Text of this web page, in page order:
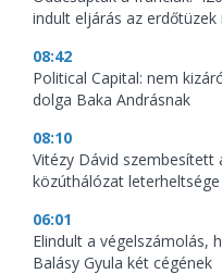
indult eljárás az
08:42
Political Capital: nem
dolga Baka Andrásnak
08:10
Vitézy Dávid szembesített
közúthálózat leterheltsége
06:01
Elindult a végelszámolás,
Balásy Gyula két cégének